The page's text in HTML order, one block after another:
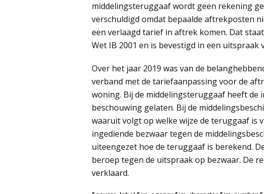
middelingsteruggaaf wordt geen rekening
verschuldigd omdat bepaalde aftrekposten
een verlaagd tarief in aftrek komen. Dat
Wet IB 2001 en is bevestigd in een
Over het jaar 2019 was van de
verband met de tariefaanpassing voor de
woning. Bij de middelingsteruggaaf heeft de
beschouwing gelaten. Bij de
waaruit volgt op welke wijze de teruggaaf is
ingediende bezwaar tegen de
uiteengezet hoe de teruggaaf is berekend.
beroep tegen de uitspraak op bezwaar. De
verklaard.